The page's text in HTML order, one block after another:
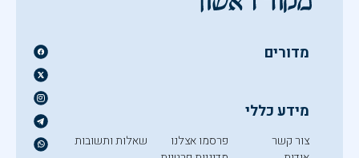
מדורים
מידע כללי
צור קשר
פרסמו אצלנו
שאלות ותשובות